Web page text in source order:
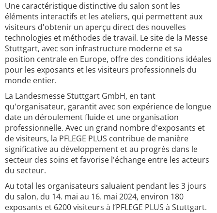
Une caractéristique distinctive du salon sont les
éléments interactifs et les ateliers, qui permettent aux
visiteurs d'obtenir un aperçu direct des nouvelles
technologies et méthodes de travail. Le site de la Messe
Stuttgart, avec son infrastructure moderne et sa
position centrale en Europe, offre des conditions idéales
pour les exposants et les visiteurs professionnels du
monde entier.
La Landesmesse Stuttgart GmbH, en tant
qu'organisateur, garantit avec son expérience de longue
date un déroulement fluide et une organisation
professionnelle. Avec un grand nombre d'exposants et
de visiteurs, la PFLEGE PLUS contribue de manière
significative au développement et au progrès dans le
secteur des soins et favorise l'échange entre les acteurs
du secteur.
Au total les organisateurs saluaient pendant les 3 jours
du salon, du 14. mai au 16. mai 2024, environ 180
exposants et 6200 visiteurs à l’PFLEGE PLUS à Stuttgart.